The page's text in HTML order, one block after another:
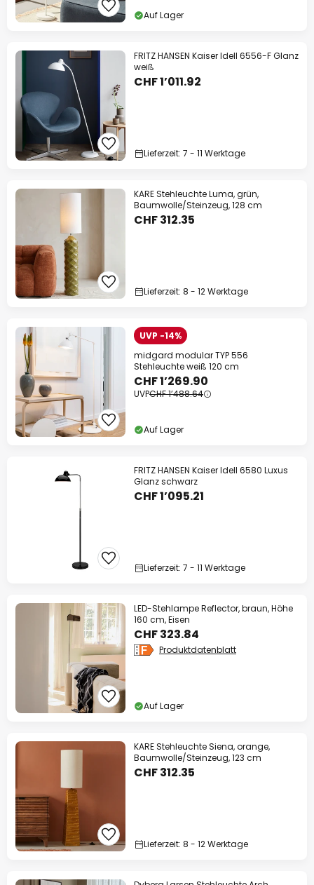
Auf Lager
FRITZ HANSEN Kaiser Idell 6556-F Glanz
weiß
CHF 1’011.92
Lieferzeit: 7 - 11 Werktage
KARE Stehleuchte Luma, grün,
Baumwolle/Steinzeug, 128 cm
CHF 312.35
Lieferzeit: 8 - 12 Werktage
UVP -14%
midgard modular TYP 556
Stehleuchte weiß 120 cm
CHF 1’269.90
UVPCHF 1’488.64
Auf Lager
FRITZ HANSEN Kaiser Idell 6580 Luxus
Glanz schwarz
CHF 1’095.21
Lieferzeit: 7 - 11 Werktage
LED-Stehlampe Reflector, braun, Höhe
160 cm, Eisen
CHF 323.84
Produktdatenblatt
Auf Lager
KARE Stehleuchte Siena, orange,
Baumwolle/Steinzeug, 123 cm
CHF 312.35
Lieferzeit: 8 - 12 Werktage